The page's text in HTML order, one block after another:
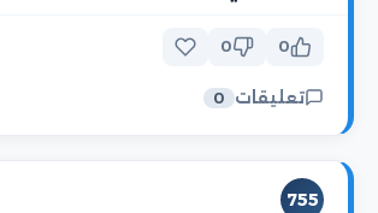
0
0
تعليقات 0
755